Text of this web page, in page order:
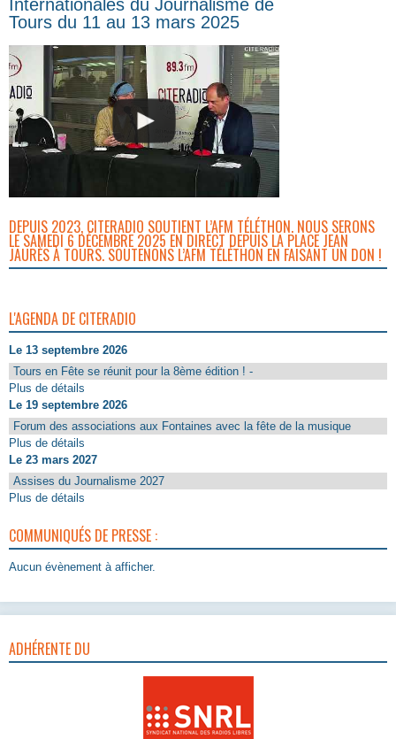
Internationales du Journalisme de
Tours du 11 au 13 mars 2025
DEPUIS 2023, CITERADIO SOUTIENT L’AFM TÉLÉTHON. NOUS SERONS
LE SAMEDI 6 DÉCEMBRE 2025 EN DIRECT DEPUIS LA PLACE JEAN
JAURÈS À TOURS. SOUTENONS L’AFM TÉLÉTHON EN FAISANT UN DON !
L'AGENDA DE CITERADIO
Le 13 septembre 2026
Tours en Fête se réunit pour la 8ème édition ! -
Plus de détails
Le 19 septembre 2026
Forum des associations aux Fontaines avec la fête de la musique
Plus de détails
Le 23 mars 2027
Assises du Journalisme 2027
Plus de détails
COMMUNIQUÉS DE PRESSE :
Aucun évènement à afficher.
ADHÉRENTE DU